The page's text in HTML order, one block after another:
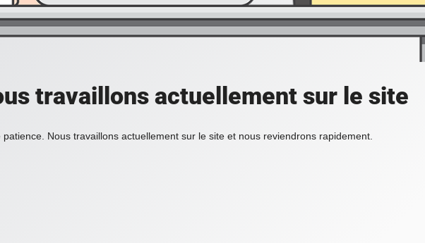
travaillons actuellement sur le site
Nous travaillons actuellement sur le site et nous reviendrons rapidement.